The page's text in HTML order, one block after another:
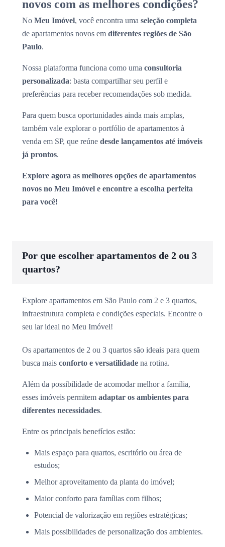
novos com as melhores condições?
No Meu Imóvel, você encontra uma seleção completa
de apartamentos novos em diferentes regiões de São
Paulo.
Nossa plataforma funciona como uma consultoria
personalizada: basta compartilhar seu perfil e
preferências para receber recomendações sob medida.
Para quem busca oportunidades ainda mais amplas,
também vale explorar o portfólio de apartamentos à
venda em SP, que reúne desde lançamentos até imóveis
já prontos.
Explore agora as melhores opções de apartamentos
novos no Meu Imóvel e encontre a escolha perfeita
para você!
Por que escolher apartamentos de 2 ou 3
quartos?
Explore apartamentos em São Paulo com 2 e 3 quartos,
infraestrutura completa e condições especiais. Encontre o
seu lar ideal no Meu Imóvel!
Os apartamentos de 2 ou 3 quartos são ideais para quem
busca mais conforto e versatilidade na rotina.
Além da possibilidade de acomodar melhor a família,
esses imóveis permitem adaptar os ambientes para
diferentes necessidades.
Entre os principais benefícios estão:
Mais espaço para quartos, escritório ou área de
estudos;
Melhor aproveitamento da planta do imóvel;
Maior conforto para famílias com filhos;
Potencial de valorização em regiões estratégicas;
Mais possibilidades de personalização dos ambientes.